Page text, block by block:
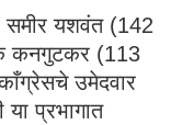
समीर यशवंत (142
कनगुटकर (113
उमेदवार
प्रभागात